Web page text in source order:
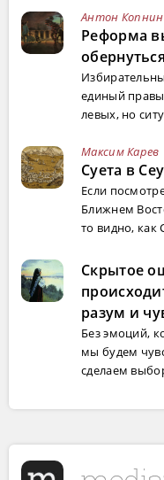
Антон Копнин
Реформа
единый
левых, но
Максим Карев
Суета в
Если
Ближнем
то видно, как
Скрытое
разум и
Без эмоций,
мы будем
сделаем